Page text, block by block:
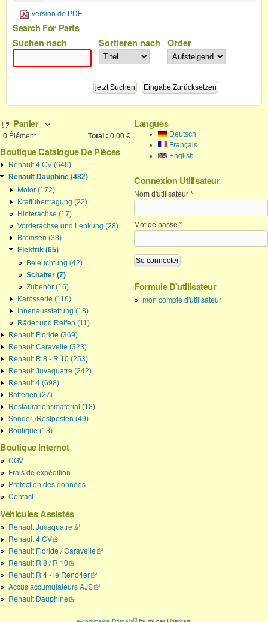
version de PDF
Search For Parts
Suchen nach
Sortieren nach Order
Panier
0 Élément Total : 0,00 €
Boutique Catalogue De Pièces
Renault 4 CV (646)
Renault Dauphine (482)
Motor (172)
Kraftübertragung (22)
Hinterachse (17)
Vorderachse und Lenkung (28)
Bremsen (33)
Elektrik (65)
Beleuchtung (42)
Schalter (7)
Zubehör (16)
Karosserie (116)
Innenausstattung (18)
Räder und Reifen (11)
Renault Floride (369)
Renault Caravelle (323)
Renault R 8 - R 10 (253)
Renault Juvaquatre (242)
Renault 4 (698)
Batterien (27)
Restaurationsmaterial (18)
Sonder-/Restposten (49)
Boutique (13)
Boutique Internet
CGV
Frais de expédition
Protection des données
Contact
Véhicules Assistés
Renault Juvaquatre(link is external)
Renault 4 CV(link is external)
Renault Floride / Caravelle(link is external)
Renault R 8 / R 10(link is external)
Renault R 4 - le Reno4er(link is external)
Accus accumulateurs AJS(link is external)
Renault Dauphine(link is external)
Langues
Deutsch
Français
English
Connexion Utilisateur
Nom d'utilisateur *
Mot de passe *
Formule D'utilisateur
mon compte d'utilisateur